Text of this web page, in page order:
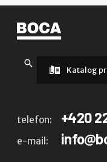
Katalog
telefon: +420
e-mail: